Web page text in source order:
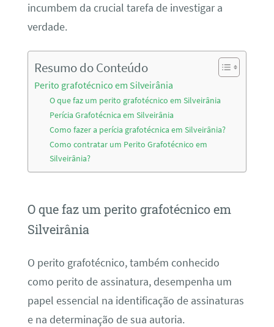
incumbem da crucial tarefa de investigar a
verdade.
Resumo do Conteúdo
Perito grafotécnico em Silveirânia
O que faz um perito grafotécnico em Silveirânia
Perícia Grafotécnica em Silveirânia
Como fazer a perícia grafotécnica em Silveirânia?
Como contratar um Perito Grafotécnico em
Silveirânia?
O que faz um perito grafotécnico em
Silveirânia
O perito grafotécnico, também conhecido
como perito de assinatura, desempenha um
papel essencial na identificação de assinaturas
e na determinação de sua autoria.